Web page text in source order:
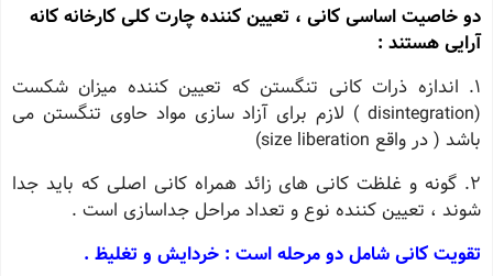
دو خاصیت اساسی کانی ، تعیین کننده چارت کلی کارخانه کانه
آرایی هستند :
1. اندازه ذرات کانی تنگستن که تعیین کننده میزان شکست
(disintegration ) لازم برای آزاد سازی مواد حاوی تنگستن می
باشد ( در واقع size liberation)
2. گونه و غلظت کانی های زائد همراه کانی اصلی که باید جدا
شوند ، تعیین کننده نوع و تعداد مراحل جداسازی است .
تقویت کانی شامل دو مرحله است : خردایش و تغلیظ .